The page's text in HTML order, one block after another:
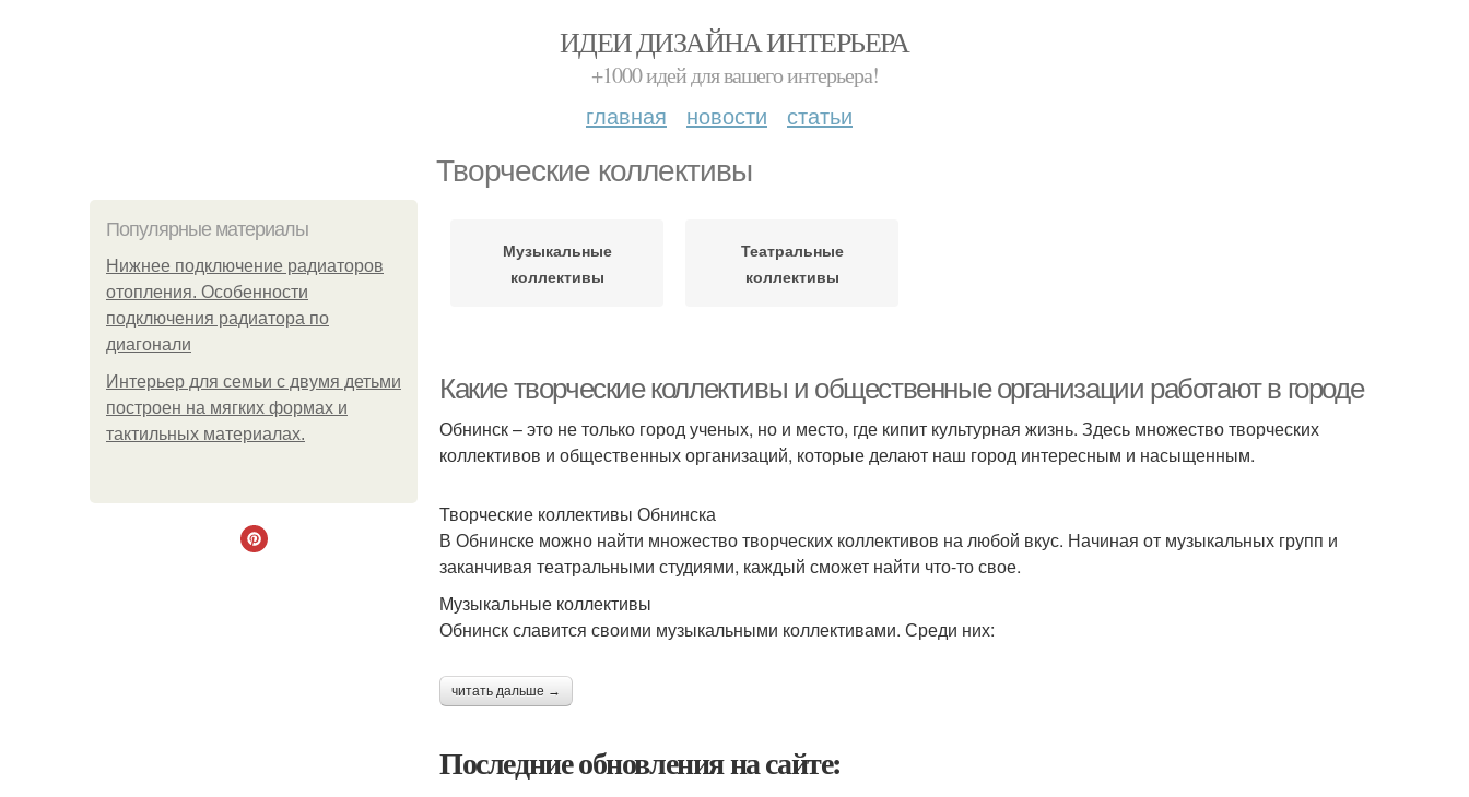
ИДЕИ ДИЗАЙНА ИНТЕРЬЕРА
+1000 идей для вашего интерьера!
главная новости статьи
Творческие коллективы
Популярные материалы
Нижнее подключение радиаторов
отопления. Особенности
подключения радиатора по
диагонали
Интерьер для семьи с двумя детьми
построен на мягких формах и
тактильных материалах.
Музыкальные
коллективы
Театральные
коллективы
Какие творческие коллективы и общественные организации работают в городе
Обнинск – это не только город ученых, но и место, где кипит культурная жизнь. Здесь множество творческих
коллективов и общественных организаций, которые делают наш город интересным и насыщенным.
Творческие коллективы Обнинска
В Обнинске можно найти множество творческих коллективов на любой вкус. Начиная от музыкальных групп и
заканчивая театральными студиями, каждый сможет найти что-то свое.
Музыкальные коллективы
Обнинск славится своими музыкальными коллективами. Среди них:
читать дальше →
Последние обновления на сайте: